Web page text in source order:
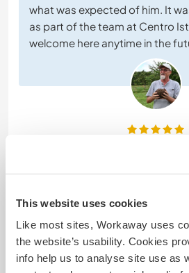
This website uses cookies
Like most sites, Workaway uses
the website’s usability. Cookies
info help us to analyse site use as
what was expected of him. It
as part of the team at Centro
welcome here anytime in the
food forest ...)
I really enjoyed 7 days at Luis’s
Such a peaceful and relaxing
about bio construction and see